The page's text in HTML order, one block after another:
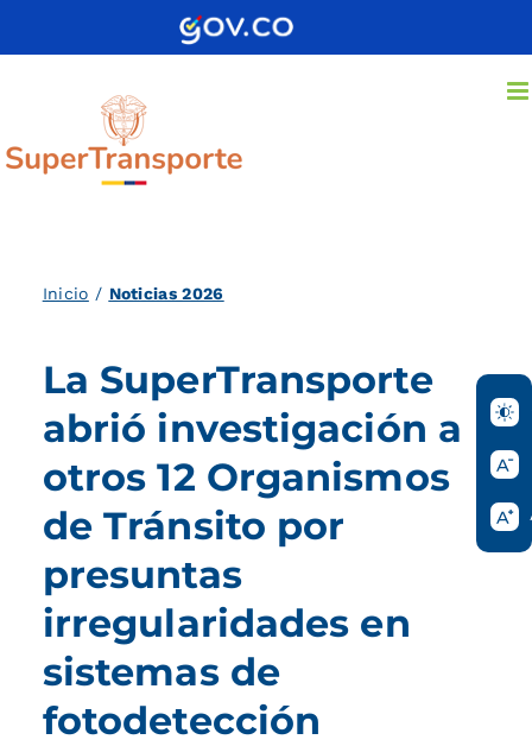
Inicio / Noticias 2026
La SuperTransporte
abrió investigación a
otros 12 Organismos
de Tránsito por
presuntas
irregularidades en
sistemas de
fotodetección